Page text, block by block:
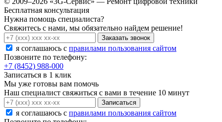
Бесплатная консультация
Нужна помощь специалиста?
Свяжитесь с нами, мы обязательно найдем решение!
Заказать звонок
я соглашаюсь c правилами пользования сайтом
Позвоните по телефону:
+7 (8452) 988-000
Записаться в 1 клик
Мы уже готовы вам помочь
Наш специалист свяжиться с вами в течение 10 минут
Записаться
я соглашаюсь c правилами пользования сайтом